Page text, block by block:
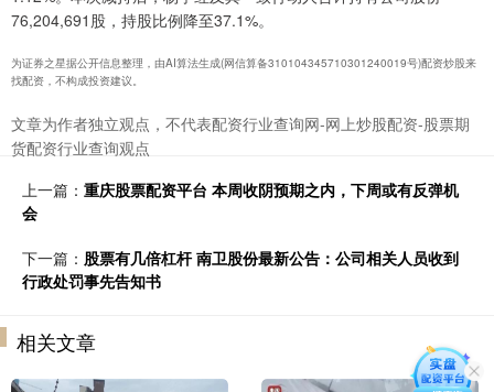
76,204,691股，持股比例降至37.1%。
为证券之星据公开信息整理，由AI算法生成(网信算备310104345710301240019号)配资炒股来
找配资，不构成投资建议。
文章为作者独立观点，不代表配资行业查询网-网上炒股配资-股票期
货配资行业查询观点
上一篇： 重庆股票配资平台 本周收阴预期之内，下周或有反弹机
会
下一篇： 股票有几倍杠杆 南卫股份最新公告：公司相关人员收到
行政处罚事先告知书
相关文章